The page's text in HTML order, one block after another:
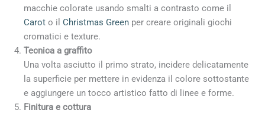
macchie colorate usando smalti a contrasto come il
Carot o il Christmas Green per creare originali giochi
cromatici e texture.
Tecnica a graffito
Una volta asciutto il primo strato, incidere delicatamente
la superficie per mettere in evidenza il colore sottostante
e aggiungere un tocco artistico fatto di linee e forme.
Finitura e cottura